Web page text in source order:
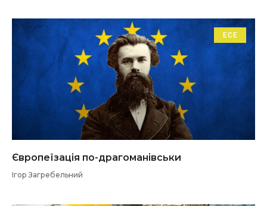
ЕСЕ
Європеїзація по-драгоманівськи
Ігор Загребельний